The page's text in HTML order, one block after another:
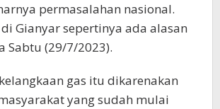
permasalahan nasional.
Gianyar sepertinya ada alasan
Sabtu (29/7/2023).
gas itu dikarenakan
yang sudah mulai